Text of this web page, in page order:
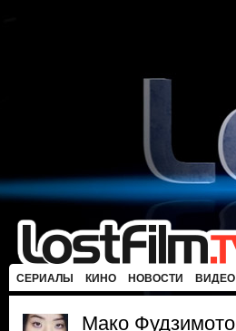
СЕРИАЛЫ КИНО НОВОСТИ ВИДЕО
Мако Фудзимото